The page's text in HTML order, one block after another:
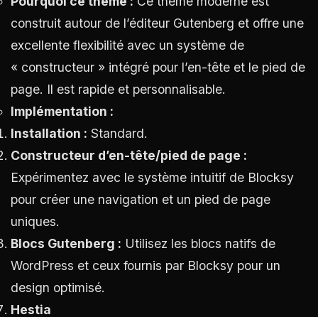
construit autour de l’éditeur Gutenberg et offre une
excellente flexibilité avec un système de
« constructeur » intégré pour l’en-tête et le pied de
page. Il est rapide et personnalisable.
Implémentation :
Installation : Standard.
Constructeur d’en-tête/pied de page :
Expérimentez avec le système intuitif de Blocksy
pour créer une navigation et un pied de page
uniques.
Blocs Gutenberg : Utilisez les blocs natifs de
WordPress et ceux fournis par Blocksy pour un
design optimisé.
Hestia